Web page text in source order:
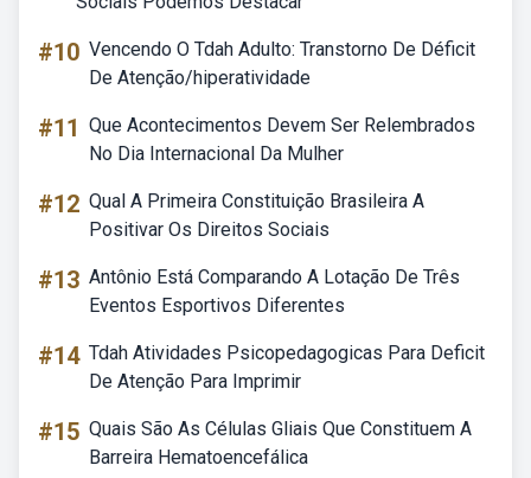
#10 Vencendo O Tdah Adulto: Transtorno De Déficit
De Atenção/hiperatividade
#11 Que Acontecimentos Devem Ser Relembrados
No Dia Internacional Da Mulher
#12 Qual A Primeira Constituição Brasileira A
Positivar Os Direitos Sociais
#13 Antônio Está Comparando A Lotação De Três
Eventos Esportivos Diferentes
#14 Tdah Atividades Psicopedagogicas Para Deficit
De Atenção Para Imprimir
#15 Quais São As Células Gliais Que Constituem A
Barreira Hematoencefálica